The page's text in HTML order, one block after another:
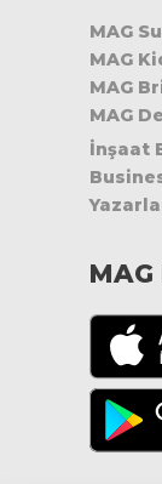
MAG
MAG
MAG
MAG
İnşaat